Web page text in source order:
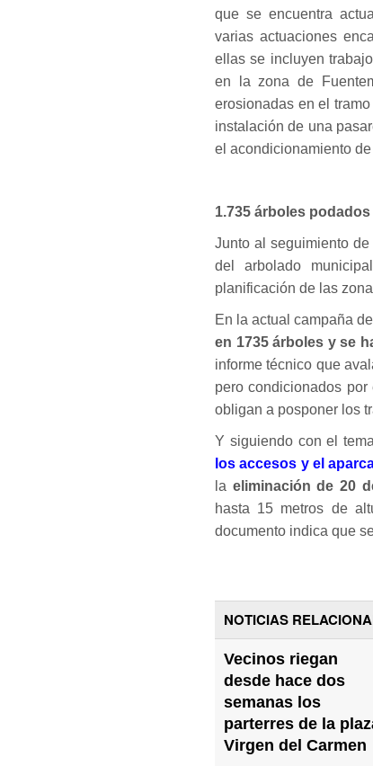
que se encuentra
varias actuaciones
ellas se incluyen
en la zona de
erosionadas en el
instalación de una
el acondicionamiento
1.735 árboles podados
Junto al seguimiento
del arbolado
planificación de las
En la actual campaña
en 1735 árboles y se
informe técnico que
pero condicionados
obligan a posponer los
Y siguiendo con el
los accesos y el
la eliminación de 20
hasta 15 metros de
documento indica que
NOTICIAS
Vecinos riegan
desde hace dos
semanas los
parterres de la
Virgen del Carmen